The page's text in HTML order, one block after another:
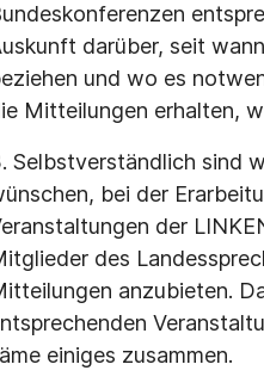
darüber, seit
und wo es
Mitteilungen erhalten,
Selbstverständlich sind
bei der
der
des
anzubieten.
einiges zusammen.